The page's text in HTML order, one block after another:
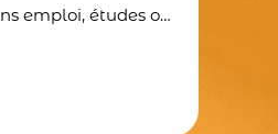
emploi, études ou